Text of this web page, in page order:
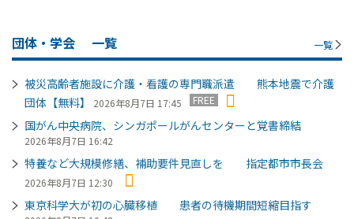
団体・学会 一覧 一覧
被災高齢者施設に介護・看護の専門職派遣 熊本地震で介護
団体【無料】
2026年8月7日 17:45 FREE
国がん中央病院、シンガポールがんセンターと覚書締結
2026年8月7日 16:42
特養など大規模修繕、補助要件見直しを 指定都市市長会
2026年8月7日 12:30
東京科学大が初の心臓移植 患者の待機期間短縮目指す